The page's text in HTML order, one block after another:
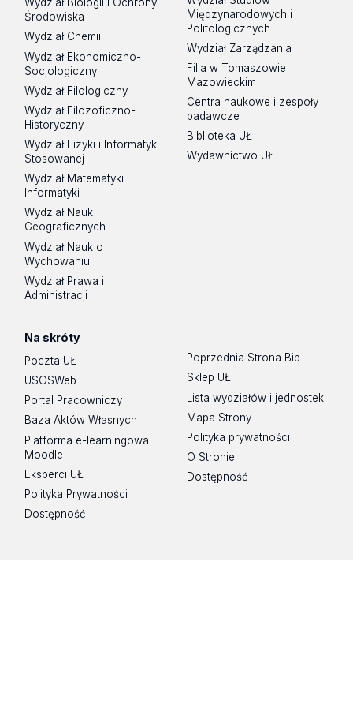
Wydział Biologii i Ochrony
Środowiska
Wydział Chemii
Wydział Ekonomiczno-
Socjologiczny
Wydział Filologiczny
Wydział Filozoficzno-
Historyczny
Wydział Fizyki i Informatyki
Stosowanej
Wydział Matematyki i
Informatyki
Wydział Nauk
Geograficznych
Wydział Nauk o
Wychowaniu
Wydział Prawa i
Administracji
Międzynarodowych i
Politologicznych
Wydział Zarządzania
Filia w Tomaszowie
Mazowieckim
Centra naukowe i zespoły
badawcze
Biblioteka UŁ
Wydawnictwo UŁ
Na skróty
Poczta UŁ
USOSWeb
Portal Pracowniczy
Baza Aktów Własnych
Platforma e-learningowa
Moodle
Eksperci UŁ
Polityka Prywatności
Dostępność
Poprzednia Strona Bip
Sklep UŁ
Lista wydziałów i jednostek
Mapa Strony
Polityka prywatności
O Stronie
Dostępność